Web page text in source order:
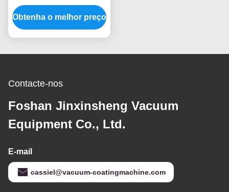
tamanho médio para
produção em massa
com câmara de vácuo
Obtenha o melhor preço
Contacte-nos
Foshan Jinxinsheng Vacuum
Equipment Co., Ltd.
E-mail
cassiel@vacuum-coatingmachine.com